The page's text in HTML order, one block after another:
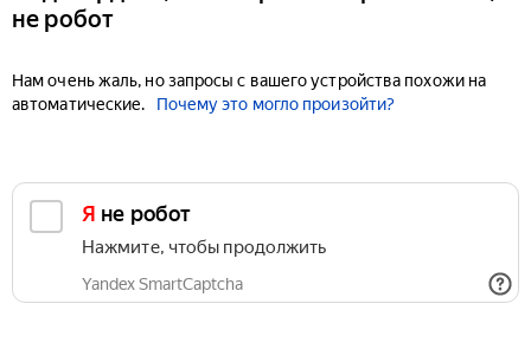
не робот
Нам очень жаль, но запросы с вашего устройства похожи на
автоматические.
Почему это могло произойти?
Я не робот
Нажмите, чтобы продолжить
Yandex SmartCaptcha